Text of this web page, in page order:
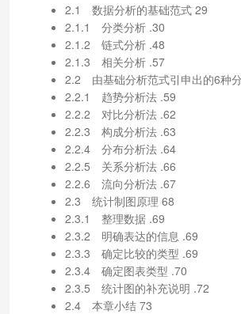
2.1 数据分析的基础范式 29
2.1.1 分类分析 .30
2.1.2 链式分析 .48
2.1.3 相关分析 .57
2.2 由基础分析范式引申出的6种
2.2.1 趋势分析法 .59
2.2.2 对比分析法 .62
2.2.3 构成分析法 .63
2.2.4 分布分析法 .64
2.2.5 关系分析法 .66
2.2.6 流向分析法 .67
2.3 统计制图原理 68
2.3.1 整理数据 .69
2.3.2 明确表达的信息 .69
2.3.3 确定比较的类型 .69
2.3.4 确定图表类型 .70
2.3.5 统计图的补充说明 .72
2.4 本章小结 73